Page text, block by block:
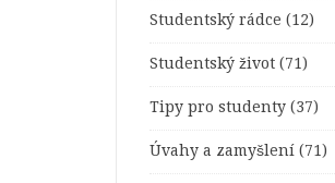
Studentský rádce (12)
Studentský život (71)
Tipy pro studenty (37)
Úvahy a zamyšlení (71)